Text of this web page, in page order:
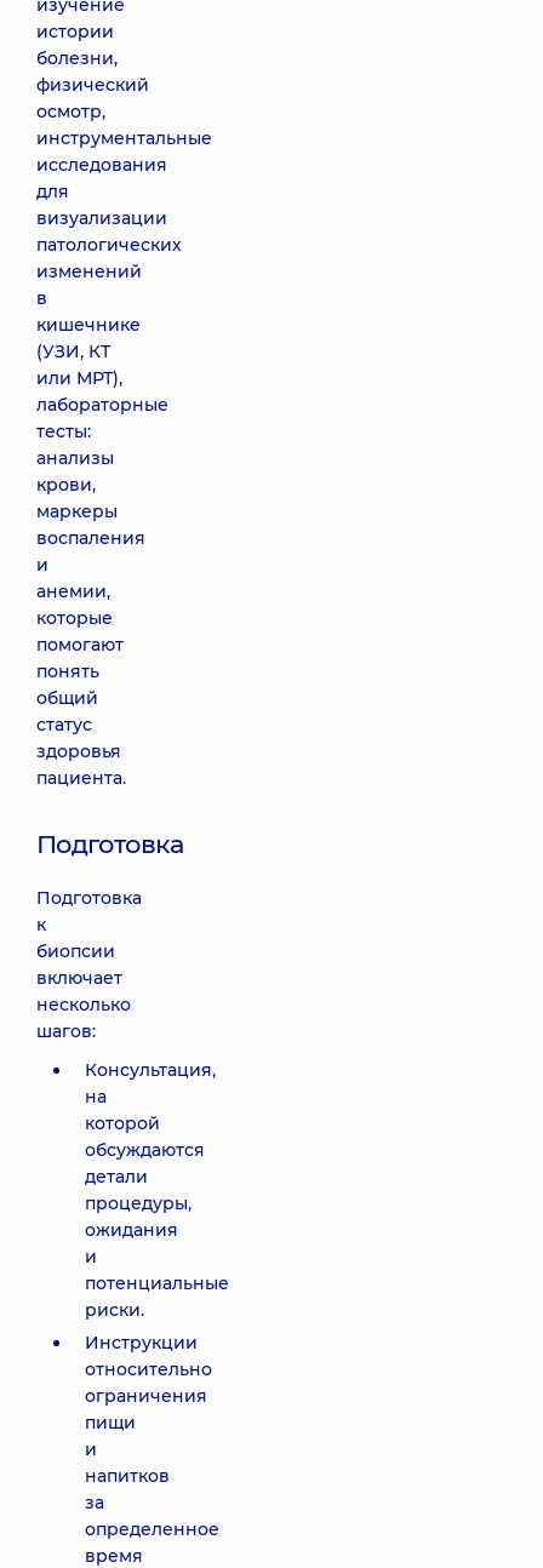
изучение
истории
болезни,
физический
осмотр,
инструментальные
исследования
для
визуализации
патологических
изменений
в
кишечнике
(УЗИ, КТ
или МРТ),
лабораторные
тесты:
анализы
крови,
маркеры
воспаления
и
анемии,
которые
помогают
понять
общий
статус
здоровья
пациента.
Подготовка
Подготовка
к
биопсии
включает
несколько
шагов:
Консультация,
на
которой
обсуждаются
детали
процедуры,
ожидания
и
потенциальные
риски.
Инструкции
относительно
ограничения
пищи
и
напитков
за
определенное
время